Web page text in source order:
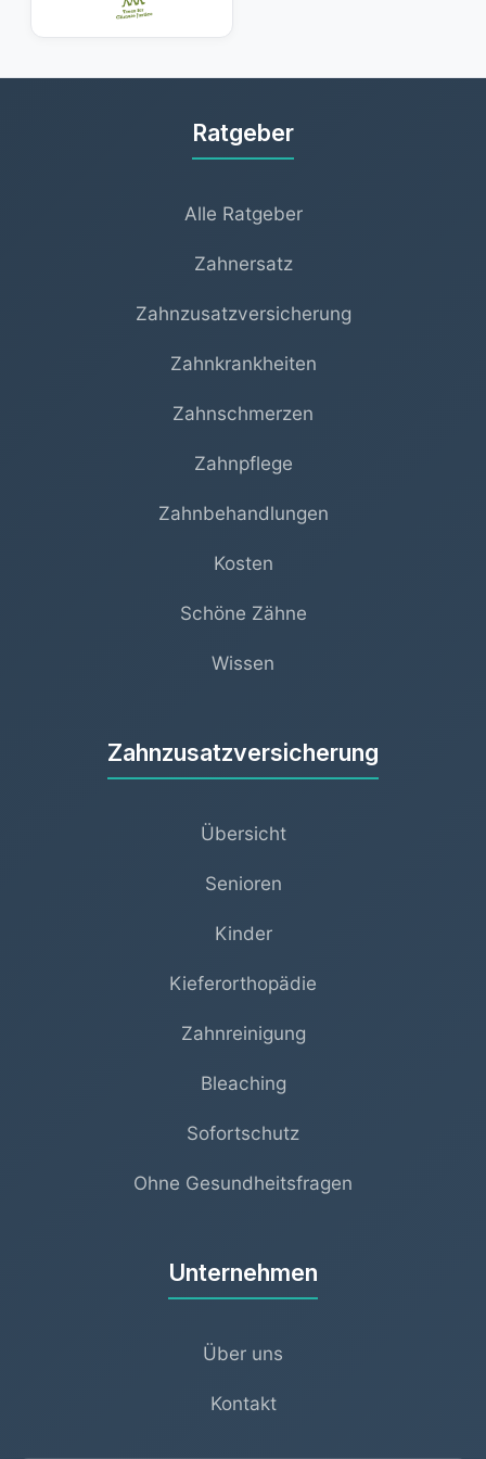
Ratgeber
Alle Ratgeber
Zahnersatz
Zahnzusatzversicherung
Zahnkrankheiten
Zahnschmerzen
Zahnpflege
Zahnbehandlungen
Kosten
Schöne Zähne
Wissen
Zahnzusatzversicherung
Übersicht
Senioren
Kinder
Kieferorthopädie
Zahnreinigung
Bleaching
Sofortschutz
Ohne Gesundheitsfragen
Unternehmen
Über uns
Kontakt